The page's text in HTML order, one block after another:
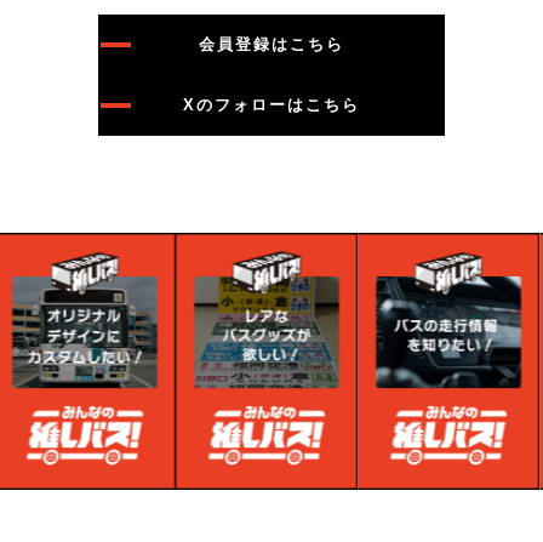
会員登録はこちら
Xのフォローはこちら